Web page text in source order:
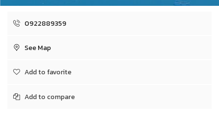
0922889359
See Map
Add to favorite
Add to compare